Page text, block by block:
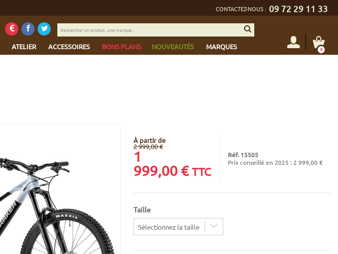
CONTACTEZ-NOUS : 09 72 29 11 33
ATELIER ACCESSOIRES BONS PLANS NOUVEAUTÉS MARQUES
Rechercher
un
une
marque...
0
À partir de
2 999,00 €
1
999,00€ TTC
Réf. 15505
Prix conseillé en 2025 : 2 999,00 €
Taille
Sélectionnez la taille